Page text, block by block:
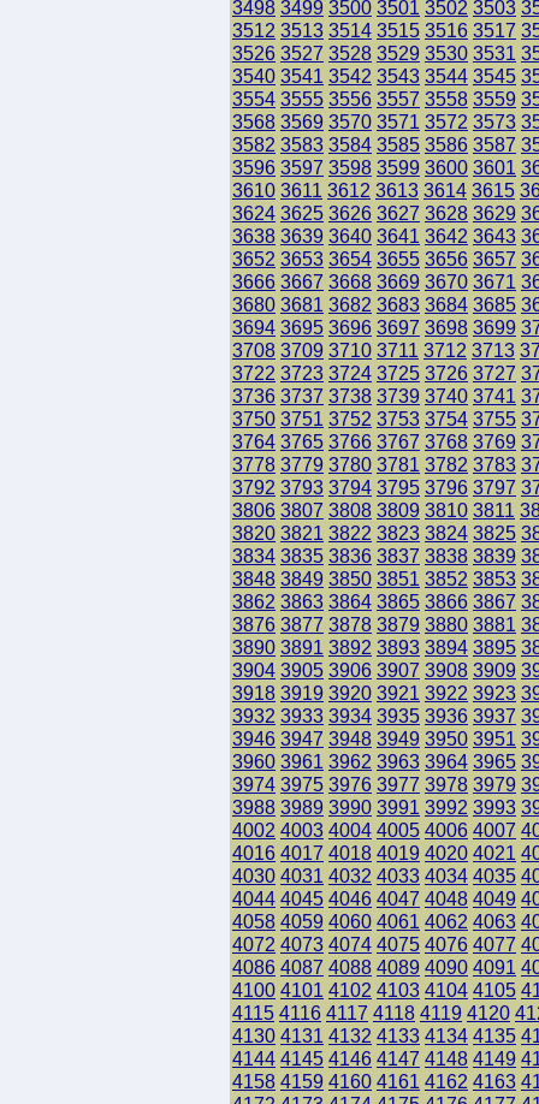
3498 3499 3500 3501 3502 3503
3512 3513 3514 3515 3516 3517
3526 3527 3528 3529 3530 3531
3540 3541 3542 3543 3544 3545
3554 3555 3556 3557 3558 3559
3568 3569 3570 3571 3572 3573
3582 3583 3584 3585 3586 3587
3596 3597 3598 3599 3600 3601
3610 3611 3612 3613 3614 3615
3624 3625 3626 3627 3628 3629
3638 3639 3640 3641 3642 3643
3652 3653 3654 3655 3656 3657
3666 3667 3668 3669 3670 3671
3680 3681 3682 3683 3684 3685
3694 3695 3696 3697 3698 3699
3708 3709 3710 3711 3712 3713
3722 3723 3724 3725 3726 3727
3736 3737 3738 3739 3740 3741
3750 3751 3752 3753 3754 3755
3764 3765 3766 3767 3768 3769
3778 3779 3780 3781 3782 3783
3792 3793 3794 3795 3796 3797
3806 3807 3808 3809 3810 3811
3820 3821 3822 3823 3824 3825
3834 3835 3836 3837 3838 3839
3848 3849 3850 3851 3852 3853
3862 3863 3864 3865 3866 3867
3876 3877 3878 3879 3880 3881
3890 3891 3892 3893 3894 3895
3904 3905 3906 3907 3908 3909
3918 3919 3920 3921 3922 3923
3932 3933 3934 3935 3936 3937
3946 3947 3948 3949 3950 3951
3960 3961 3962 3963 3964 3965
3974 3975 3976 3977 3978 3979
3988 3989 3990 3991 3992 3993
4002 4003 4004 4005 4006 4007
4016 4017 4018 4019 4020 4021
4030 4031 4032 4033 4034 4035
4044 4045 4046 4047 4048 4049
4058 4059 4060 4061 4062 4063
4072 4073 4074 4075 4076 4077
4086 4087 4088 4089 4090 4091
4100 4101 4102 4103 4104 4105
4115 4116 4117 4118 4119 4120
4130 4131 4132 4133 4134 4135
4144 4145 4146 4147 4148 4149
4158 4159 4160 4161 4162 4163